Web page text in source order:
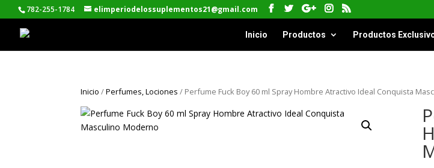
782-255-1784 elimperiodelossuplementos21@gmail.com
Inicio Productos Productos
Inicio /Perfumes, Lociones / Perfume Fuck Boy 60 ml Spray Hombre Atractivo Ideal Conquista